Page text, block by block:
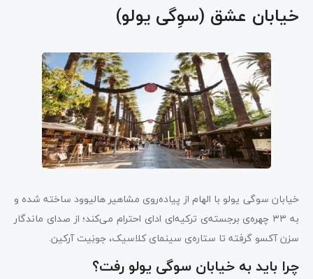
خیابان عشق (سوِگی یولو)
خیابان سوگی یولو با الهام از پیاده‌روی مشاهیر هالیوود ساخته شده و
به ۳۳ چهره‌ی برجسته‌ی ترکیه‌ای ادای احترام می‌کند؛ از صدای ماندگار
سزن آکسو گرفته تا ستاره‌ی سینمای کلاسیک، جونِیت آرکین.
چرا باید به خیابان سوگی یولو رفت؟